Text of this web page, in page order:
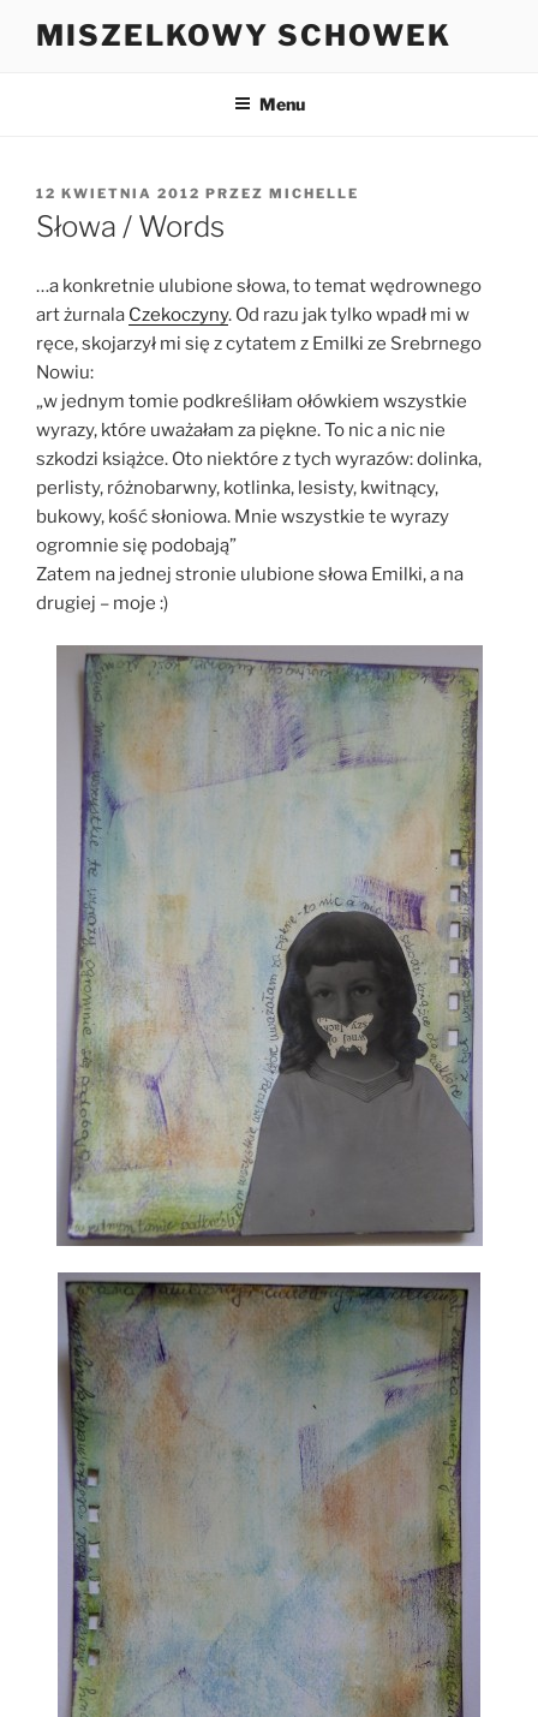
MISZELKOWY SCHOWEK
Menu
OPUBLIKOWANE
W
12 KWIETNIA 2012 PRZEZ MICHELLE
Słowa / Words
…a konkretnie ulubione słowa, to temat wędrownego
art żurnala Czekoczyny. Od razu jak tylko wpadł mi w
ręce, skojarzył mi się z cytatem z Emilki ze Srebrnego
Nowiu:
„w jednym tomie podkreśliłam ołówkiem wszystkie
wyrazy, które uważałam za piękne. To nic a nic nie
szkodzi książce. Oto niektóre z tych wyrazów: dolinka,
perlisty, różnobarwny, kotlinka, lesisty, kwitnący,
bukowy, kość słoniowa. Mnie wszystkie te wyrazy
ogromnie się podobają”
Zatem na jednej stronie ulubione słowa Emilki, a na
drugiej – moje :)